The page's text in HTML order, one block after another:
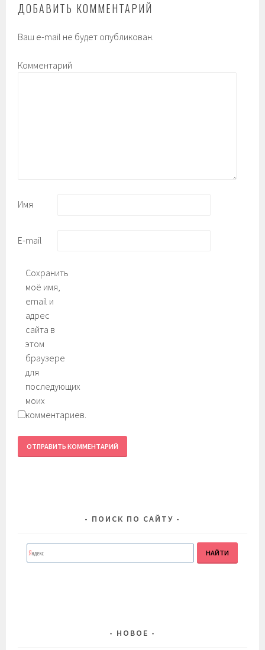
ДОБАВИТЬ КОММЕНТАРИЙ
Ваш e-mail не будет опубликован.
Комментарий
Имя
E-mail
Сохранить
моё имя,
email и
адрес
сайта в
этом
браузере
для
последующих
моих
комментариев.
ПОИСК ПО САЙТУ
НОВОЕ